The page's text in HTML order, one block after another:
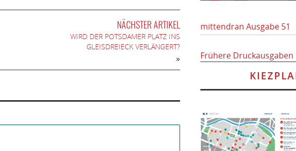
NÄCHSTER ARTIKEL
WIRD DER POTSDAMER PLATZ INS
GLEISDREIECK VERLÄNGERT?
»
mittendran Ausgabe 51
Frühere Druckausgaben